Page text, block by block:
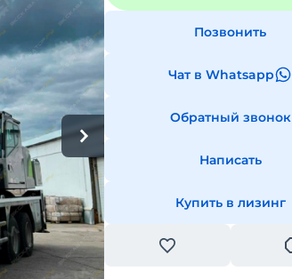
Позвонить
Чат в Whatsapp
Обратный звонок
Написать
Купить в лизинг